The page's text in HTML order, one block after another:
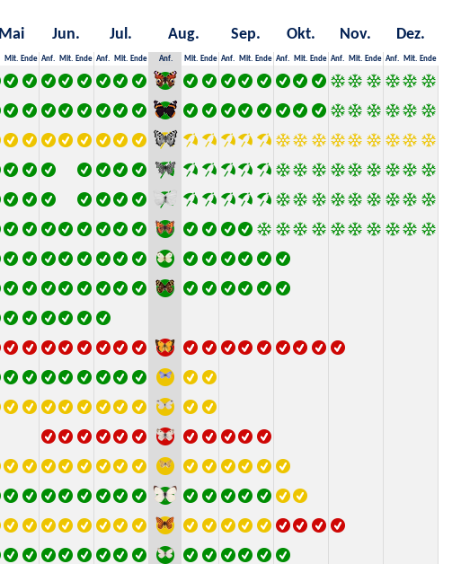
Mai Jun. Jul. Aug. Sep. Okt. Nov. Dez.
Mit. Ende Anf. Mit. Ende Anf. Mit. Ende Anf. Mit. Ende Anf. Mit. Ende Anf. Mit. Ende Anf. Mit. Ende Anf. Mit. Ende